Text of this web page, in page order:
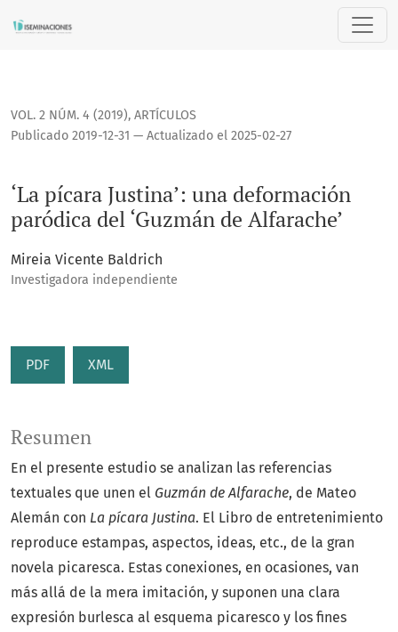
‘La pícara Justina’: una deformación paródica del ‘Guzmán
VOL. 2 NÚM. 4 (2019), ARTÍCULOS
‘La pícara Justina’: una deformación
paródica del ‘Guzmán de Alfarache’
Publicado 2019-12-31 — Actualizado el 2025-02-27
Mireia Vicente Baldrich
Investigadora independiente
PDF XML
Resumen
En el presente estudio se analizan las referencias
textuales que unen el Guzmán de Alfarache, de Mateo
Alemán con La pícara Justina. El Libro de entretenimiento
reproduce estampas, aspectos, ideas, etc., de la gran
novela picaresca. Estas conexiones, en ocasiones, van
más allá de la mera imitación, y suponen una clara
expresión burlesca al esquema picaresco y los fines